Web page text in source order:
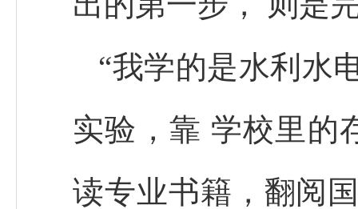
“我学的是水利水
实验，靠 学校里的
读专业书籍，翻阅